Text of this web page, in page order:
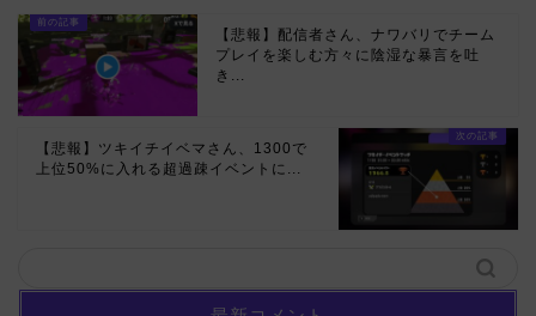
【悲報】配信者さん、ナワバリでチーム
プレイを楽しむ方々に陰湿な暴言を吐
き...
【悲報】ツキイチイベマさん、1300で
上位50%に入れる超過疎イベントに...